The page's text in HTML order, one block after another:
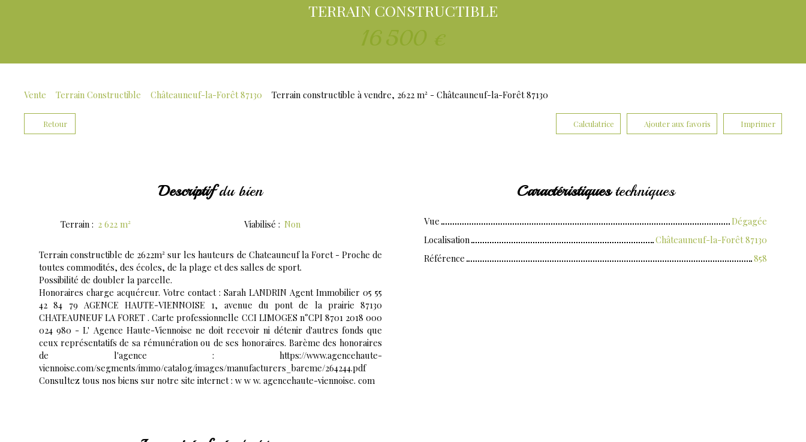
TERRAIN CONSTRUCTIBLE
16 500 €
Vente Terrain Constructible Châteauneuf-la-Forêt 87130 Terrain constructible à vendre, 2622 m² - Châteauneuf-la-Forêt 87130
Retour Calculatrice Ajouter aux favoris Imprimer
Descriptifdu bien
Terrain : 2 622 m² Viabilisé : Non
Terrain constructible de 2622m² sur les hauteurs de Chateauneuf la Foret - Proche de
toutes commodités, des écoles, de la plage et des salles de sport.
Possibilité de doubler la parcelle.
Honoraires charge acquéreur. Votre contact : Sarah LANDRIN Agent Immobilier 05 55
42 84 79 AGENCE HAUTE-VIENNOISE 1, avenue du pont de la prairie 87130
CHATEAUNEUF LA FORET . Carte professionnelle CCI LIMOGES n°CPI 8701 2018 000
024 980 - L' Agence Haute-Viennoise ne doit recevoir ni détenir d'autres fonds que
ceux représentatifs de sa rémunération ou de ses honoraires. Barème des honoraires
de l'agence : https://www.agencehaute-
viennoise.com/segments/immo/catalog/images/manufacturers_bareme/264244.pdf
Consultez tous nos biens sur notre site internet : w w w. agencehaute-viennoise. com
Caractéristiquestechniques
Vue
Dégagée
Localisation
Châteauneuf-la-Forêt 87130
Référence
858